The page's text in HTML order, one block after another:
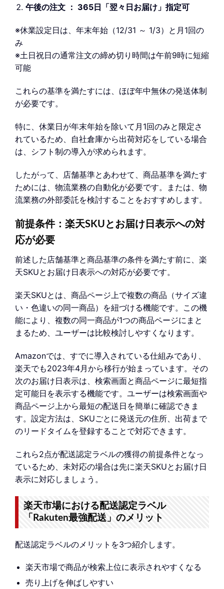
午後の注文 ： 365日「翌々日お届け」指定可
※休業設定日は、年末年始（12/31 ～ 1/3）と月1回の
み
※土日祝日の通常注文の締め切り時間は午前9時に短縮
可能
これらの基準を満たすには、ほぼ年中無休の発送体制
が必要です。
特に、休業日が年末年始を除いて月1回のみと限定さ
れているため、自社倉庫から出荷対応をしている場合
は、シフト制の導入が求められます。
したがって、店舗基準とあわせて、商品基準を満たす
ためには、物流業務の自動化が必要です。または、物
流業務の外部委託を検討することをおすすめします。
前提条件：楽天SKUとお届け日表示への対
応が必要
前述した店舗基準と商品基準の条件を満たす前に、楽
天SKUとお届け日表示への対応が必要です。
楽天SKUとは、商品ページ上で複数の商品（サイズ違
い・色違いの同一商品）を紐づける機能です。この機
能により、複数の同一商品が1つの商品ページにまと
まるため、ユーザーは比較検討しやすくなります。
Amazonでは、すでに導入されている仕組みであり、
楽天でも2023年4月から移行が始まっています。その
次のお届け日表示は、検索画面と商品ページに最短指
定可能日を表示する機能です。ユーザーは検索画面や
商品ページ上から最短の配送日を簡単に確認できま
す。設定方法は、SKUごとに発送元の住所、出荷まで
のリードタイムを登録することで対応できます。
これら2点が配送認定ラベルの獲得の前提条件となっ
ているため、未対応の場合は先に楽天SKUとお届け日
表示に対応しましょう。
楽天市場における配送認定ラベル
「Rakuten最強配送」のメリット
配送認定ラベルのメリットを3つ紹介します。
楽天市場で商品が検索上位に表示されやすくなる
売り上げを伸ばしやすい